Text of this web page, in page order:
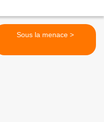
Sous la menace >